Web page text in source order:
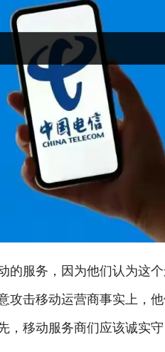
的服务，因为他们认为这
攻击移动运营商事实上，
，移动服务商们应该诚实守